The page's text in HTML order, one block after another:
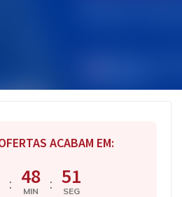
ACABAM EM:
: 48
MIN : 51
SEG